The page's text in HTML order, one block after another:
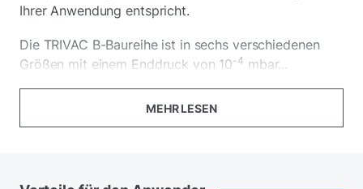
Ihrer Anwendung entspricht.
Die TRIVAC B-Baureihe ist in sechs verschiedenen
Größen mit einem Enddruck von 10-4 mbar...
MEHR LESEN